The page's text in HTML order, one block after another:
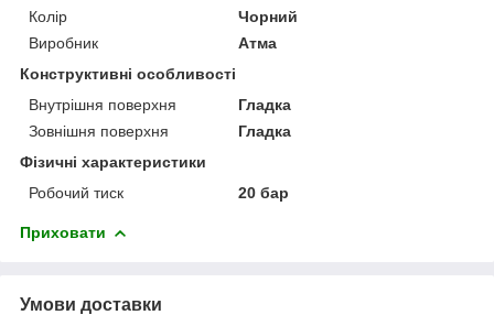
Колір
Чорний
Виробник
Атма
Конструктивні особливості
Внутрішня поверхня
Гладка
Зовнішня поверхня
Гладка
Фізичні характеристики
Робочий тиск
20 бар
Приховати
Умови доставки